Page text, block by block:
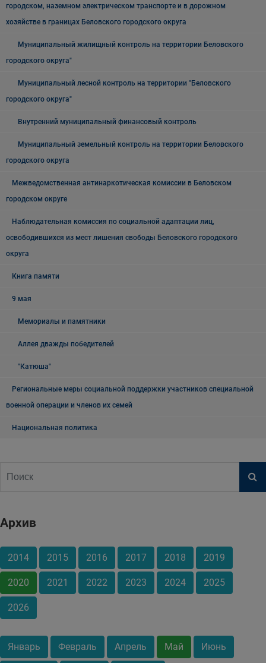
городском, наземном электрическом транспорте и в дорожном
хозяйстве в границах Беловского городского округа
Муниципальный жилищный контроль на территории Беловского
городского округа"
Муниципальный лесной контроль на территории "Беловского
городского округа"
Внутренний муниципальный финансовый контроль
Муниципальный земельный контроль на территории Беловского
городского округа
Межведомственная антинаркотическая комиссии в Беловском
городском округе
Наблюдательная комиссия по социальной адаптации лиц,
освободившихся из мест лишения свободы Беловского городского
округа
Книга памяти
9 мая
Мемориалы и памятники
Аллея дважды победителей
"Катюша"
Региональные меры социальной поддержки участников специальной
военной операции и членов их семей
Национальная политика
Архив
2014 2015 2016 2017 2018 2019
2020 2021 2022 2023 2024 2025
2026
Январь Февраль Апрель Май Июнь